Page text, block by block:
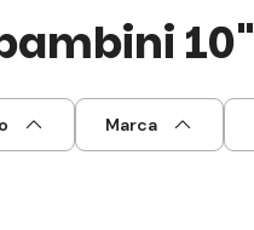
10"
Marca